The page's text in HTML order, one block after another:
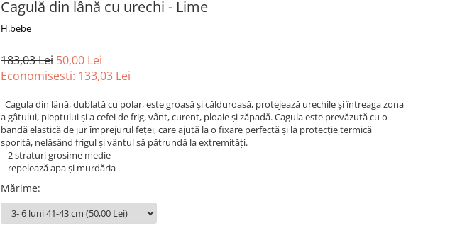
Cagulă din lână cu urechi - Lime
H.bebe
183,03 Lei 50,00 Lei
Economisesti: 133,03 Lei
Cagula din lână, dublată cu polar, este groasă și călduroasă, protejează urechile şi întreaga zona
a gâtului, pieptului şi a cefei de frig, vânt, curent, ploaie şi zăpadă. Cagula este prevăzută cu o
bandă elastică de jur împrejurul feței, care ajută la o fixare perfectă și la protecție termică
sporită, nelăsând frigul și vântul să pătrundă la extremități.
- 2 straturi grosime medie
- repelează apa și murdăria
Mărime: